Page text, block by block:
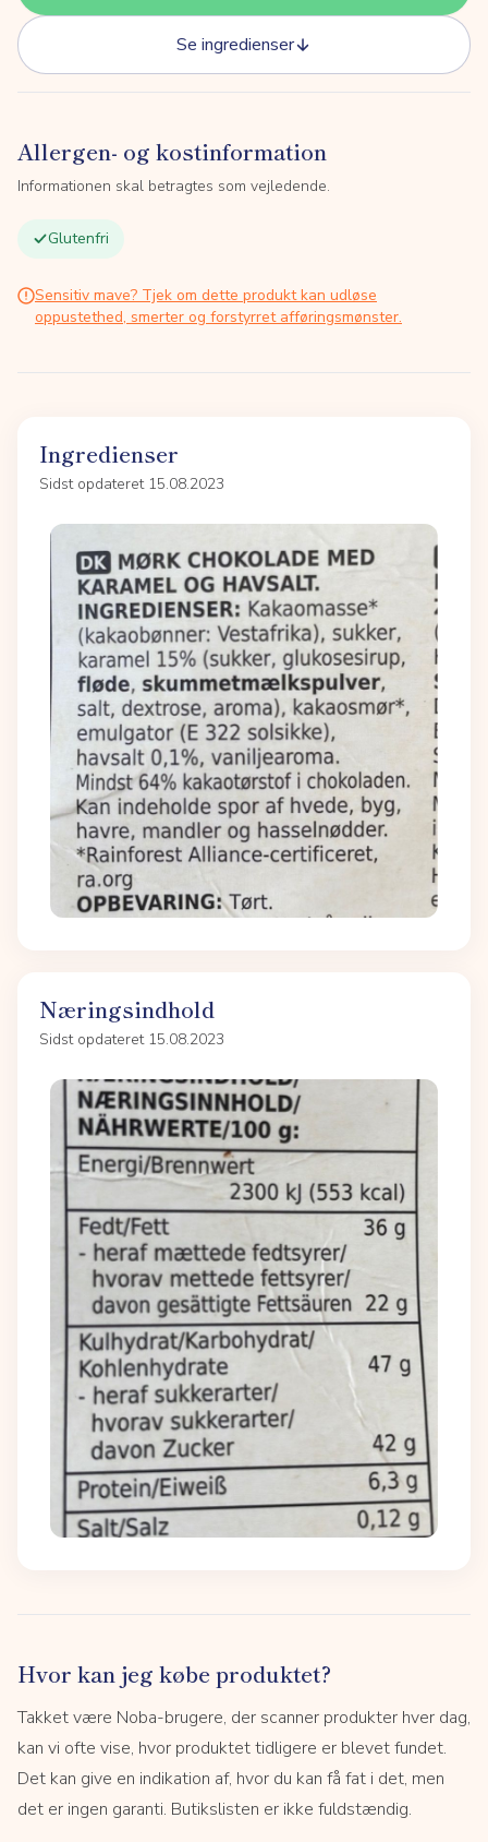
Se ingredienser
Allergen- og kostinformation
Informationen skal betragtes som vejledende.
Glutenfri
Sensitiv mave? Tjek om dette produkt kan udløse
oppustethed, smerter og forstyrret afføringsmønster.
Ingredienser
Sidst opdateret 15.08.2023
Næringsindhold
Sidst opdateret 15.08.2023
Hvor kan jeg købe produktet?
Takket være Noba-brugere, der scanner produkter hver dag,
kan vi ofte vise, hvor produktet tidligere er blevet fundet.
Det kan give en indikation af, hvor du kan få fat i det, men
det er ingen garanti. Butikslisten er ikke fuldstændig.